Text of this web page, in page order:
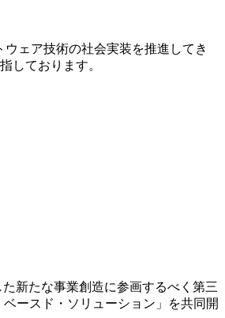
ェア技術の社会実装を推進してき
しております。
新たな事業創造に参画するべく第三
ースド・ソリューション」を共同開